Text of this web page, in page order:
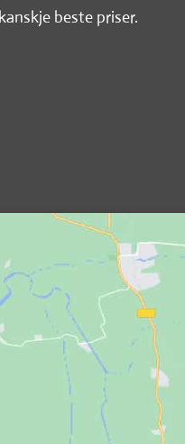
beste priser.